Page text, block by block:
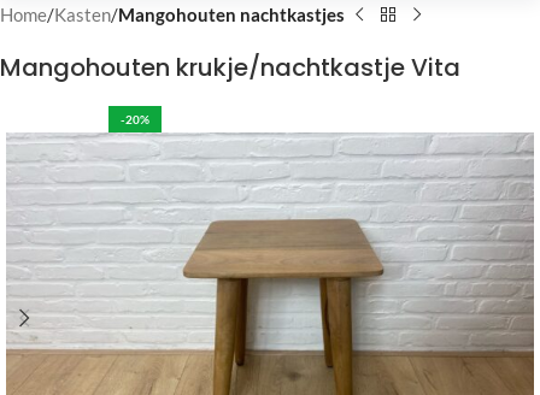
Gratis verzending
Gratis afhalen
Home Kasten Mangohouten nachtkastjes
Mangohouten krukje/nachtkastje Vita
-20%